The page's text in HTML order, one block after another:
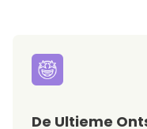
De Ultieme